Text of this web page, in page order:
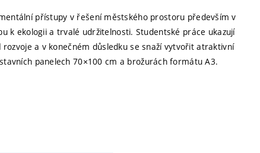
přístupy v řešení městského prostoru především v
k ekologii a trvalé udržitelnosti. Studentské práce ukazují
a v konečném důsledku se snaží vytvořit atraktivní
panelech 70×100 cm a brožurách formátu A3.